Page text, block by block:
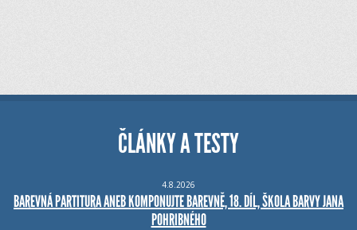
ČLÁNKY A TESTY
4.8.2026
BAREVNÁ PARTITURA ANEB KOMPONUJTE BAREVNĚ, 18. DÍL, ŠKOLA BARVY JANA
POHRIBNÉHO